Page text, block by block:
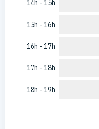
14h - 15h
15h - 16h
16h - 17h
17h - 18h
18h - 19h